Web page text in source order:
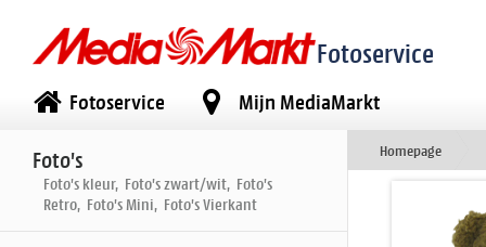
Fotoservice
Fotoservice Mijn MediaMarkt
Foto's
Foto's kleur, Foto's zwart/wit, Foto's
Retro, Foto's Mini, Foto's Vierkant
Homepage